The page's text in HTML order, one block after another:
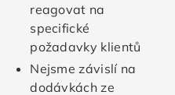
reagovat na
specifické
požadavky klientů
Nejsme závislí na
dodávkách ze